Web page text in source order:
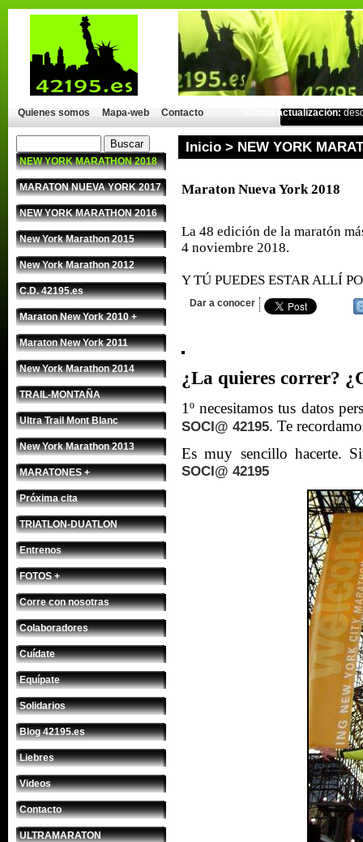
Quienes somos Mapa-web Contacto Última actualización:
NEW YORK MARATHON 2018
MARATON NUEVA YORK 2017
NEW YORK MARATHON 2016
New York Marathon 2015
New York Marathon 2012
C.D. 42195.es
Maraton New York 2010 +
Maraton New York 2011
New York Marathon 2014
TRAIL-MONTAÑA
Ultra Trail Mont Blanc
New York Marathon 2013
MARATONES +
Próxima cita
TRIATLON-DUATLON
Entrenos
FOTOS +
Corre con nosotras
Colaboradores
Cuídate
Equípate
Solidarios
Blog 42195.es
Liebres
Videos
Contacto
ULTRAMARATON
Inicio > NEW YORK
Maraton Nueva York 2018
La 48 edición de la maratón
4 noviembre 2018.
Y TÚ PUEDES ESTAR ALLÍ
Dar a conocer
¿La quieres correr?
1º necesitamos tus datos
SOCI@ 42195. Te
Es muy sencillo hacerte.
SOCI@ 42195